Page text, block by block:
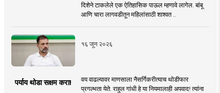
दिशेने टाकलेले एक ऐतिहासिक पाऊल म्हणावे लागेल. बांबू
आणि चारा लागवडीतून महिलांसाठी शाश्वत ..
१६ जून २०२६
पर्याय थोडा सक्षम करा!
वय वाढल्यावर माणसाला नैसर्गिकरीत्याच थोडीफार
प्रगल्भता येते. राहुल गांधी हे या नियमालाही अपवाद! त्यांना